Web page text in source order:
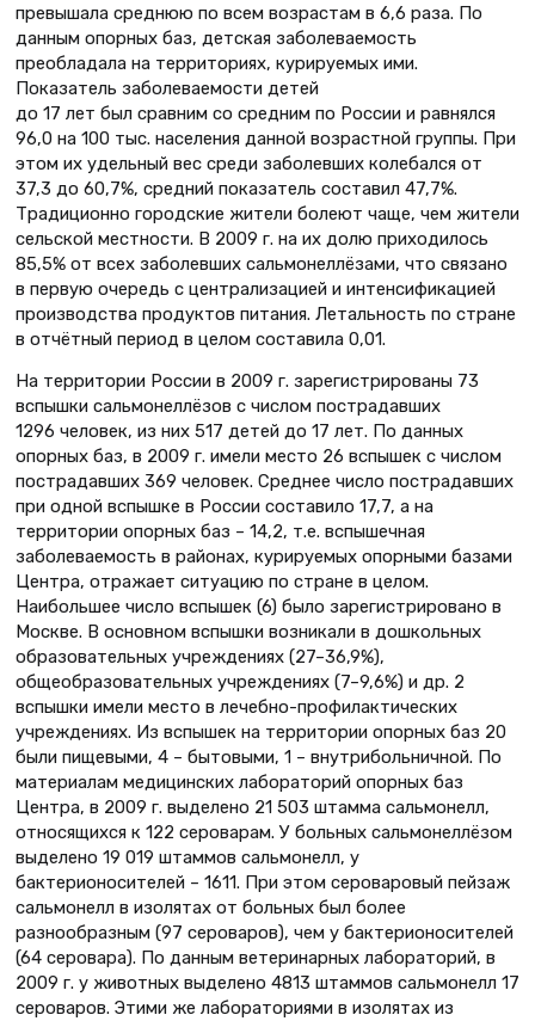
превышала среднюю по всем возрастам в 6,6 раза. По
данным опорных баз, детская заболеваемость
преобладала на территориях, курируемых ими.
Показатель заболеваемости детей
до 17 лет был сравним со средним по России и равнялся
96,0 на 100 тыс. населения данной возрастной группы. При
этом их удельный вес среди заболевших колебался от
37,3 до 60,7%, средний показатель составил 47,7%.
Традиционно городские жители болеют чаще, чем жители
сельской местности. В 2009 г. на их долю приходилось
85,5% от всех заболевших сальмонеллёзами, что связано
в первую очередь с централизацией и интенсификацией
производства продуктов питания. Летальность по стране
в отчётный период в целом составила 0,01.
На территории России в 2009 г. зарегистрированы 73
вспышки сальмонеллёзов с числом пострадавших
1296 человек, из них 517 детей до 17 лет. По данных
опорных баз, в 2009 г. имели место 26 вспышек с числом
пострадавших 369 человек. Среднее число пострадавших
при одной вспышке в России составило 17,7, а на
территории опорных баз – 14,2, т.е. вспышечная
заболеваемость в районах, курируемых опорными базами
Центра, отражает ситуацию по стране в целом.
Наибольшее число вспышек (6) было зарегистрировано в
Москве. В основном вспышки возникали в дошкольных
образовательных учреждениях (27–36,9%),
общеобразовательных учреждениях (7–9,6%) и др. 2
вспышки имели место в лечебно-профилактических
учреждениях. Из вспышек на территории опорных баз 20
были пищевыми, 4 – бытовыми, 1 – внутрибольничной. По
материалам медицинских лабораторий опорных баз
Центра, в 2009 г. выделено 21 503 штамма сальмонелл,
относящихся к 122 сероварам. У больных сальмонеллёзом
выделено 19 019 штаммов сальмонелл, у
бактерионосителей – 1611. При этом сероваровый пейзаж
сальмонелл в изолятах от больных был более
разнообразным (97 сероваров), чем у бактерионосителей
(64 серовара). По данным ветеринарных лабораторий, в
2009 г. у животных выделено 4813 штаммов сальмонелл 17
сероваров. Этими же лабораториями в изолятах из